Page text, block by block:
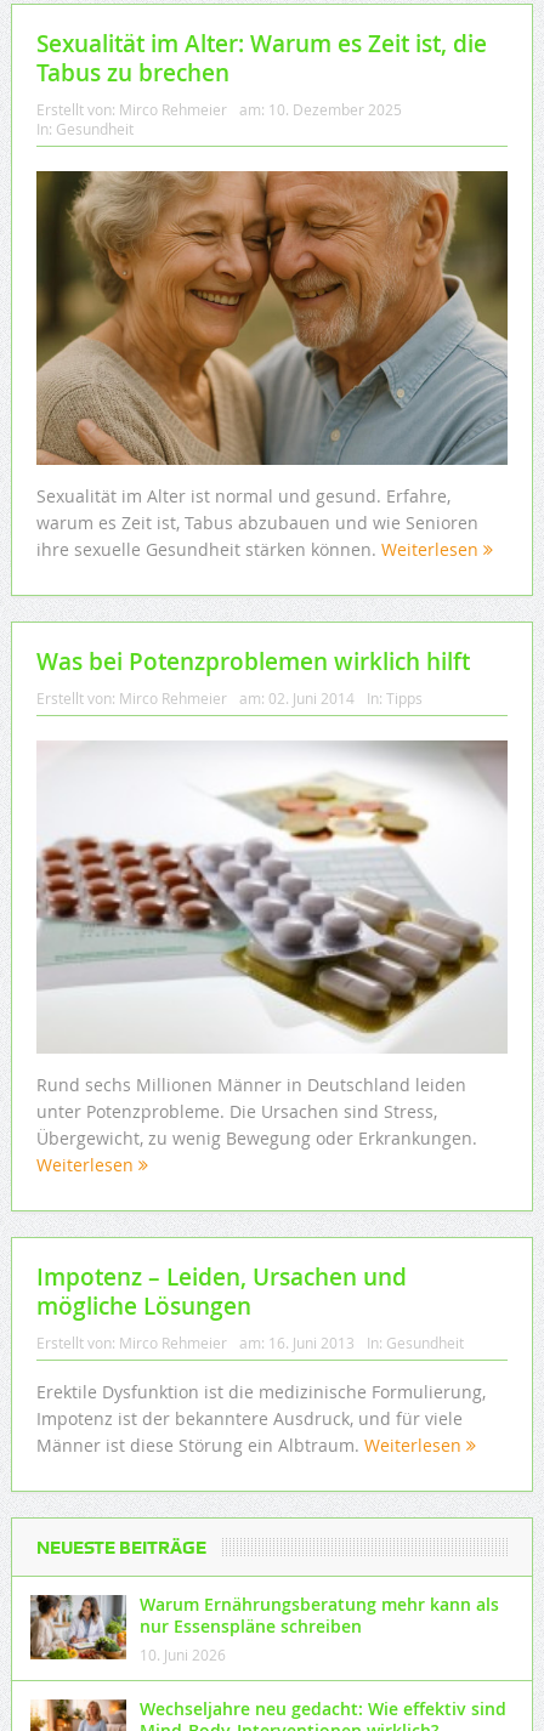
Sexualität im Alter: Warum es Zeit ist, die
Tabus zu brechen
Erstellt von: Mirco Rehmeier am: 10. Dezember 2025
In: Gesundheit
Sexualität im Alter ist normal und gesund. Erfahre,
warum es Zeit ist, Tabus abzubauen und wie Senioren
ihre sexuelle Gesundheit stärken können. Weiterlesen
Was bei Potenzproblemen wirklich hilft
Erstellt von: Mirco Rehmeier am: 02. Juni 2014 In: Tipps
Rund sechs Millionen Männer in Deutschland leiden
unter Potenzprobleme. Die Ursachen sind Stress,
Übergewicht, zu wenig Bewegung oder Erkrankungen.
Weiterlesen
Impotenz – Leiden, Ursachen und
mögliche Lösungen
Erstellt von: Mirco Rehmeier am: 16. Juni 2013 In: Gesundheit
Erektile Dysfunktion ist die medizinische Formulierung,
Impotenz ist der bekanntere Ausdruck, und für viele
Männer ist diese Störung ein Albtraum. Weiterlesen
NEUESTE BEITRÄGE
Warum Ernährungsberatung mehr kann als
nur Essenspläne schreiben
10. Juni 2026
Wechseljahre neu gedacht: Wie effektiv sind